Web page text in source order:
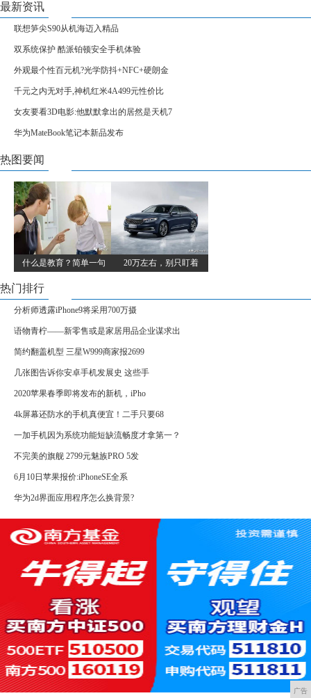
最新资讯
联想笋尖S90从机海迈入精品
双系统保护 酷派铂顿安全手机体验
外观最个性百元机?光学防抖+NFC+硬朗金
千元之内无对手,神机红米4A499元性价比
女友要看3D电影:他默默拿出的居然是天机7
华为MateBook笔记本新品发布
热图要闻
什么是教育？简单一句 20万左右，别只盯着
热门排行
分析师透露iPhone9将采用700万摄
语物青柠——新零售或是家居用品企业谋求出
简约翻盖机型 三星W999商家报2699
几张图告诉你安卓手机发展史 这些手
2020苹果春季即将发布的新机，iPho
4k屏幕还防水的手机真便宜！二手只要68
一加手机因为系统功能短缺流畅度才拿第一？
不完美的旗舰 2799元魅族PRO 5发
6月10日苹果报价:iPhoneSE全系
华为2d界面应用程序怎么换背景?
广告